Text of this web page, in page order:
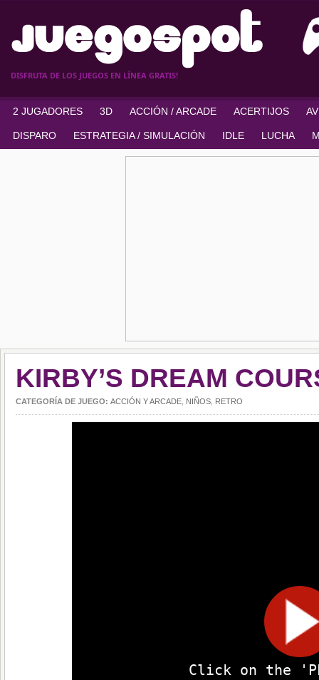
DISFRUTA DE LOS JUEGOS EN LÍNEA GRATIS!
2 JUGADORES 3D ACCIÓN / ARCADE ACERTIJOS
DISPARO ESTRATEGIA / SIMULACIÓN IDLE LUCHA
KIRBY’S DREAM
CATEGORÍA DE JUEGO: ACCIÓN Y ARCADE NIÑOS RETRO